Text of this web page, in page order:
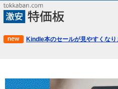
Kindle本のセールが見やすくなり